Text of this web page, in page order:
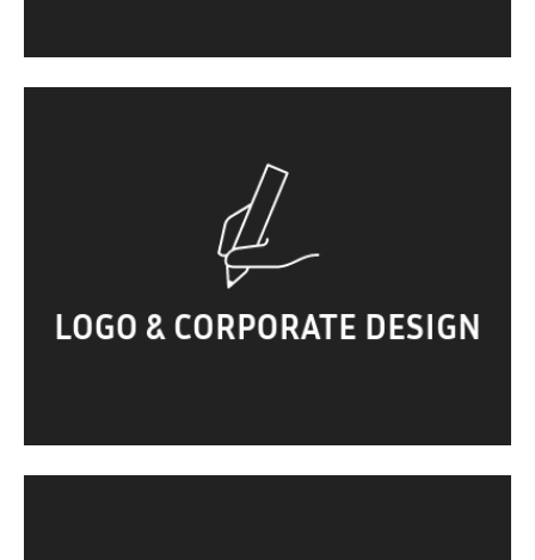
LOGO & CORPORATE DESIGN
Namensfindung. Logoentwicklung.
Hausschrift. CD-Manual. …